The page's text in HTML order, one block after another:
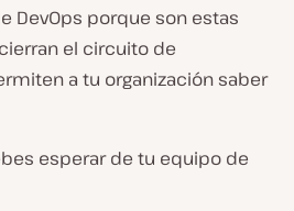
DevOps porque son estas
el circuito de
a tu organización saber
esperar de tu equipo de